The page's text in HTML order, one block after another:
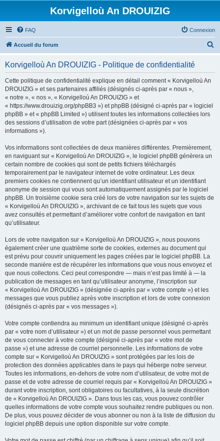
Korvigelloù An DROUIZIG
FAQ Connexion
Accueil du forum
Korvigelloù An DROUIZIG - Politique de confidentialité
Cette politique de confidentialité explique en détail comment « Korvigelloù An
DROUIZIG » et ses partenaires affiliés (désignés ci-après par « nous »,
« notre », « nos », « Korvigelloù An DROUIZIG » et
« https://www.drouizig.org/phpBB3 ») et phpBB (désigné ci-après par « logiciel
phpBB » et « phpBB Limited ») utilisent toutes les informations collectées lors
des sessions d’utilisation de votre part (désignées ci-après par « vos
informations »).
Vos informations sont collectées de deux manières différentes. Premièrement,
en naviguant sur « Korvigelloù An DROUIZIG », le logiciel phpBB génèrera un
certain nombre de cookies qui sont de petits fichiers téléchargés
temporairement par le navigateur internet de votre ordinateur. Les deux
premiers cookies ne contiennent qu’un identifiant utilisateur et un identifiant
anonyme de session qui vous sont automatiquement assignés par le logiciel
phpBB. Un troisième cookie sera créé lors de votre navigation sur les sujets de
« Korvigelloù An DROUIZIG », archivant de ce fait tous les sujets que vous
avez consultés et permettant d’améliorer votre confort de navigation en tant
qu’utilisateur.
Lors de votre navigation sur « Korvigelloù An DROUIZIG », nous pouvons
également créer une quatrième sorte de cookies, externes au document qui
est prévu pour couvrir uniquement les pages créées par le logiciel phpBB. La
seconde manière est de récupérer les informations que vous nous envoyez et
que nous collectons. Ceci peut correspondre — mais n’est pas limité à — la
publication de messages en tant qu’utilisateur anonyme, l’inscription sur
« Korvigelloù An DROUIZIG » (désignée ci-après par « votre compte ») et les
messages que vous publiez après votre inscription et lors de votre connexion
(désignés ci-après par « vos messages »).
Votre compte contiendra au minimum un identifiant unique (désigné ci-après
par « votre nom d’utilisateur ») et un mot de passe personnel vous permettant
de vous connecter à votre compte (désigné ci-après par « votre mot de
passe ») et une adresse de courriel personnelle. Les informations de votre
compte sur « Korvigelloù An DROUIZIG » sont protégées par les lois de
protection des données applicables dans le pays qui héberge notre serveur.
Toutes les informations, en-dehors de votre nom d’utilisateur, de votre mot de
passe et de votre adresse de courriel requis par « Korvigelloù An DROUIZIG »
durant votre inscription, sont obligatoires ou facultatives, à la seule discrétion
de « Korvigelloù An DROUIZIG ». Dans tous les cas, vous pouvez contrôler
quelles informations de votre compte vous souhaitez rendre publiques ou non.
De plus, vous pouvez décider de vous abonner ou non à la liste de diffusion du
logiciel phpBB depuis une option disponible sur votre compte.